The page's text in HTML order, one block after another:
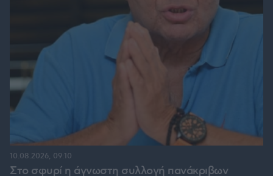
Στο σφυρί η άγνωστη συλλογή πανάκριβων
10.08.2026, 09:10